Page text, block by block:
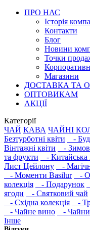
ПРО НАС
Історія
Контакти
Блог
Новини
Точки
Магазини
ДОСТАВКА ТА
ОПТОВИКАМ
АКЦІЇ
Категорії
ЧАЙ КАВА ЧАЙНІ
Безтурботні квіти
-
Вінтажні квіти
-
та фрукти
- Китайська
Лист Цейлону
-
- Моменти Basilur
-
колекція
- Подарунок
ягоди
- Святковий чай
- Східна колекція
-
- Чайне вино
-
Інше